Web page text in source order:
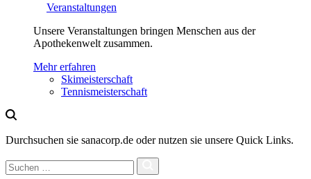
Veranstaltungen
Unsere Veranstaltungen bringen Menschen aus der
Apothekenwelt zusammen.
Mehr erfahren
Skimeisterschaft
Tennismeisterschaft
Durchsuchen sie sanacorp.de oder nutzen sie unsere Quick Links.